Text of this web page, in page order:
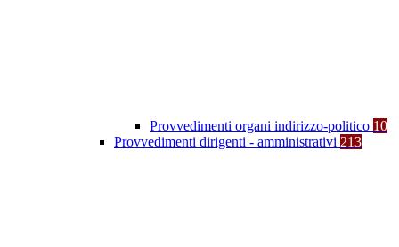
Provvedimenti organi indirizzo-politico 10
Provvedimenti dirigenti - amministrativi 213